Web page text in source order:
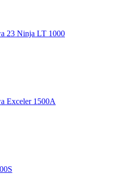
23 Ninja LT 1000
Exceler 1500A